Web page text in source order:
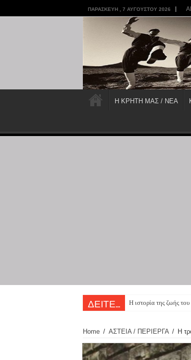
ΠΑΡΑΣΚΕΥΉ , 7 ΑΥΓΟΎΣΤΟΥ 2026
Η ΚΡΗΤΗ ΜΑΣ / ΝΕΑ
ΔΕΙΤΕ... Η ιστορία της ζωής του
Home / ΑΣΤΕΙΑ / ΠΕΡΙΕΡΓΑ / Η